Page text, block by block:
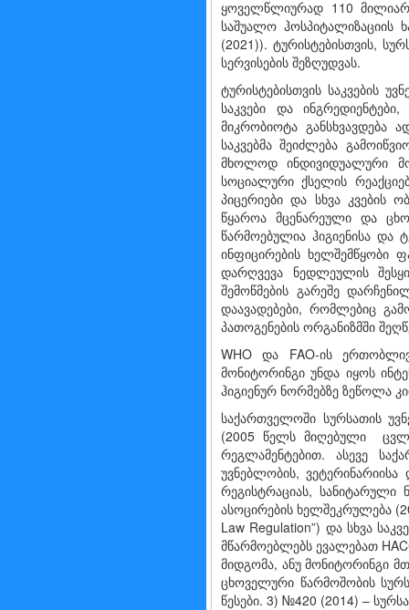
ყოველწლიურად 110
საშუალო
(2021)). ტურისტებისთვის,
სერვისების შეზღუდვას.
ტურისტებისთვის საკვების
საკვები და
მიკრობიოტა განსხვავდება
საკვებმა შეიძლება
მხოლოდ ინდივიდუალური
სოციალური ქსელის
პიცერიები და სხვა კვების
წყაროა მცენარეული და
წარმოებულია ჰიგიენისა და
ინფიცირების ხელშემწყობი
დარღვევა ნედლეულის
შემოწმების გარეშე
დაავადებები, რომლებიც
პათოგენების ორგანიზმში
WHO და FAO-ის
მონიტორინგი უნდა იყოს
ჰიგიენურ ნორმებზე ზეწოლა
საქართველოში სურსათის
(2005 წელს მიღებული
რეგლამენტებით. ასევე
უვნებლობის,
რეგისტრაციას, სანიტარული
ასოცირების ხელშეკრულება
Law Regulation”) და სხვა
მწარმოებლებს ევალებათ
მიდგომა, ანუ მონიტორინგი
ცხოველური წარმოშობის
წესები. 3) №420 (2014) –